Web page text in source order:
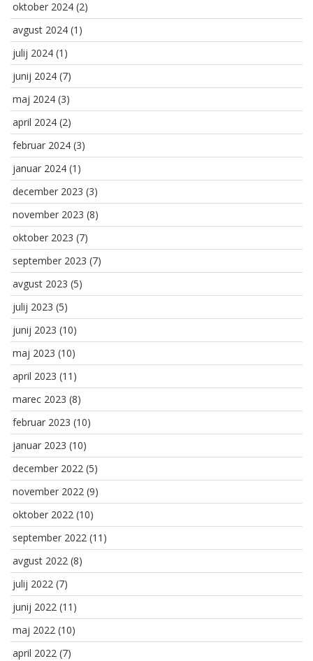
oktober 2024 (2)
avgust 2024 (1)
julij 2024 (1)
junij 2024 (7)
maj 2024 (3)
april 2024 (2)
februar 2024 (3)
januar 2024 (1)
december 2023 (3)
november 2023 (8)
oktober 2023 (7)
september 2023 (7)
avgust 2023 (5)
julij 2023 (5)
junij 2023 (10)
maj 2023 (10)
april 2023 (11)
marec 2023 (8)
februar 2023 (10)
januar 2023 (10)
december 2022 (5)
november 2022 (9)
oktober 2022 (10)
september 2022 (11)
avgust 2022 (8)
julij 2022 (7)
junij 2022 (11)
maj 2022 (10)
april 2022 (7)